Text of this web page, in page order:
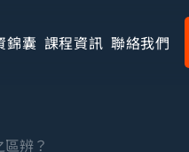
錦囊 課程資訊 聯絡我們
辨？